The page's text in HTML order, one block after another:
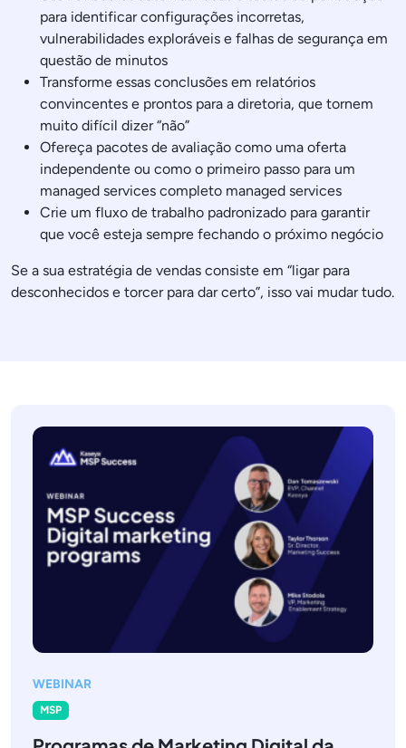
para identificar configurações incorretas,
vulnerabilidades exploráveis e falhas de segurança em
questão de minutos
Transforme essas conclusões em relatórios
convincentes e prontos para a diretoria, que tornem
muito difícil dizer “não”
Ofereça pacotes de avaliação como uma oferta
independente ou como o primeiro passo para um
managed services completo managed services
Crie um fluxo de trabalho padronizado para garantir
que você esteja sempre fechando o próximo negócio
Se a sua estratégia de vendas consiste em “ligar para
desconhecidos e torcer para dar certo”, isso vai mudar tudo.
WEBINAR
MSP